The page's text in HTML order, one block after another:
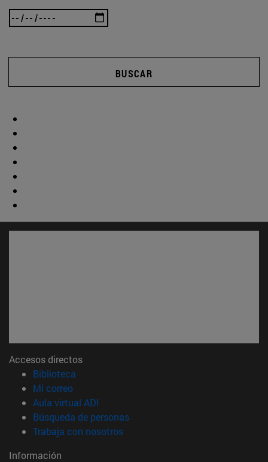
BUSCAR
Accesos directos
Biblioteca
Mi correo(abre en nueva ventana)
Aula virtual ADI
Búsqueda de personas(abre en nueva ventana)
Trabaja con nosotros(abre en nueva ventana)
Información